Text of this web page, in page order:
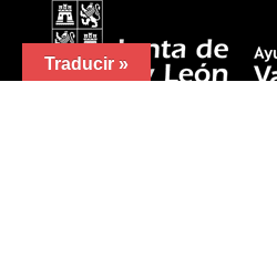
Traducir »